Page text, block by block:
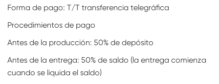
Forma de pago: T/T transferencia telegráfica
Procedimientos de pago
Antes de la producción: 50% de depósito
Antes de la entrega: 50% de saldo (la entrega comienza
cuando se liquida el saldo)